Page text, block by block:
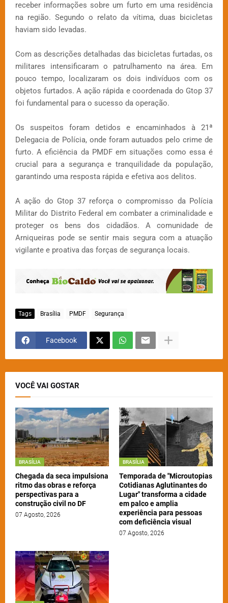
receber informações sobre um furto em uma residência
na região. Segundo o relato da vítima, duas bicicletas
haviam sido levadas.
Com as descrições detalhadas das bicicletas furtadas, os
militares intensificaram o patrulhamento na área. Em
pouco tempo, localizaram os dois indivíduos com os
objetos furtados. A ação rápida e coordenada do Gtop 37
foi fundamental para o sucesso da operação.
Os suspeitos foram detidos e encaminhados à 21ª
Delegacia de Polícia, onde foram autuados pelo crime de
furto. A eficiência da PMDF em situações como essa é
crucial para a segurança e tranquilidade da população,
garantindo uma resposta rápida e efetiva aos delitos.
A ação do Gtop 37 reforça o compromisso da Polícia
Militar do Distrito Federal em combater a criminalidade e
proteger os bens dos cidadãos. A comunidade de
Arniqueiras pode se sentir mais segura com a atuação
vigilante e proativa das forças de segurança locais.
Tags Brasília PMDF Segurança
Facebook
VOCÊ VAI GOSTAR
BRASÍLIA
Chegada da seca impulsiona
ritmo das obras e reforça
perspectivas para a
construção civil no DF
07 Agosto, 2026
BRASÍLIA
Temporada de "Microutopias
Cotidianas Aglutinantes do
Lugar" transforma a cidade
em palco e amplia
experiência para pessoas
com deficiência visual
07 Agosto, 2026